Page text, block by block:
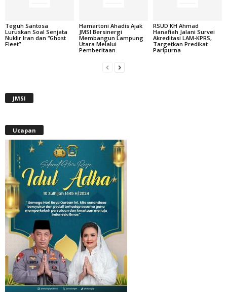
Teguh Santosa
Luruskan Soal Senjata
Nuklir Iran dan “Ghost
Fleet”
Hamartoni Ahadis Ajak
JMSI Bersinergi
Membangun Lampung
Utara Melalui
Pemberitaan
RSUD KH Ahmad
Hanafiah Jalani Survei
Akreditasi LAM-KPRS,
Targetkan Predikat
Paripurna
JMSI
Ucapan